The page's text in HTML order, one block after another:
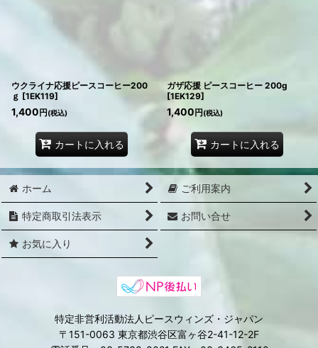
ウクライナ応援ピースコーヒー200
ｇ [1EK119]
1,400 円 (税込)
カートに入れる
ガザ応援 ピースコーヒー 200g
[1EK129]
1,400 円 (税込)
カートに入れる
ホーム ご利用案内
特定商取引法表示 お問い合せ
お気に入り
特定非営利活動法人ピースウィンズ・ジャパン
〒151-0063 東京都渋谷区富ヶ谷2-41-12-2F